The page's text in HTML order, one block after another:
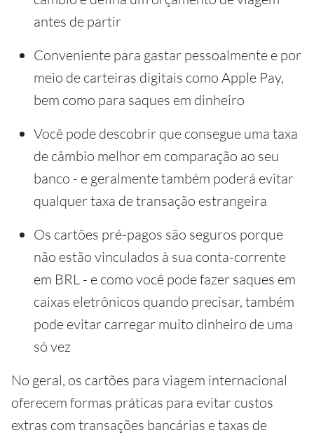
antes de partir
Conveniente para gastar pessoalmente e por
meio de carteiras digitais como Apple Pay,
bem como para saques em dinheiro
Você pode descobrir que consegue uma taxa
de câmbio melhor em comparação ao seu
banco - e geralmente também poderá evitar
qualquer taxa de transação estrangeira
Os cartões pré-pagos são seguros porque
não estão vinculados à sua conta-corrente
em BRL - e como você pode fazer saques em
caixas eletrônicos quando precisar, também
pode evitar carregar muito dinheiro de uma
só vez
No geral, os cartões para viagem internacional
oferecem formas práticas para evitar custos
extras com transações bancárias e taxas de